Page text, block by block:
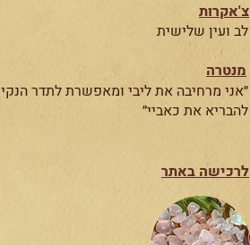
צ'אקרות
לב ועין שלישית
מנטרה
״אני מרחיבה את ליבי ומאפשרת לתדר הנקי
להבריא את כאביי״
לרכישה באתר